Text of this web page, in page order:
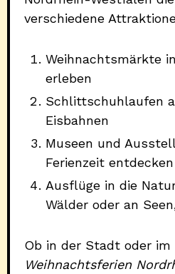
verschiedene
Weihnachtsmärkte
erleben
Schlittschuhlaufen
Eisbahnen
Museen und
Ferienzeit entdecken
Ausflüge in die
Wälder oder an
Ob in der Stadt oder im
Weihnachtsferien